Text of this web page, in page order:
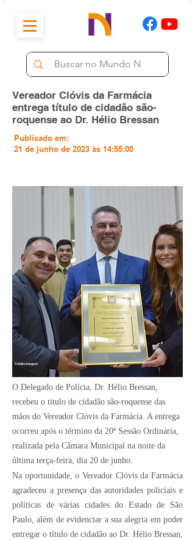
Vereador Clóvis da Farmácia
entrega título de cidadão são-
roquense ao Dr. Hélio Bressan
Publicado em:
21 de junho de 2023 às 14:55:00
Crédito Imagem:
O Delegado de Polícia, Dr. Hélio Bressan,
recebeu o título de cidadão são-roquense das
mãos do Vereador Clóvis da Farmácia. A entrega
ocorreu após o término da 20ª Sessão Ordinária,
realizada pela Câmara Municipal na noite da
última terça-feira, dia 20 de junho.
Na oportunidade, o Vereador Clóvis da Farmácia
agradeceu a presença das autoridades policiais e
políticas de várias cidades do Estado de São
Paulo, além de evidenciar a sua alegria em poder
entregar o título de cidadão ao Dr. Hélio Bressan,